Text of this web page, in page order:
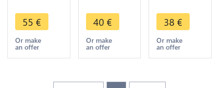
Bourgogne
Haeret
Haud
Ingrata
55 €
Or make
an offer
Nicolas
Labotte
Vicomte
Maïeur
40 €
Or make
an offer
Clopin
Conseiller
parlement
Maire
38 €
Or make
an offer